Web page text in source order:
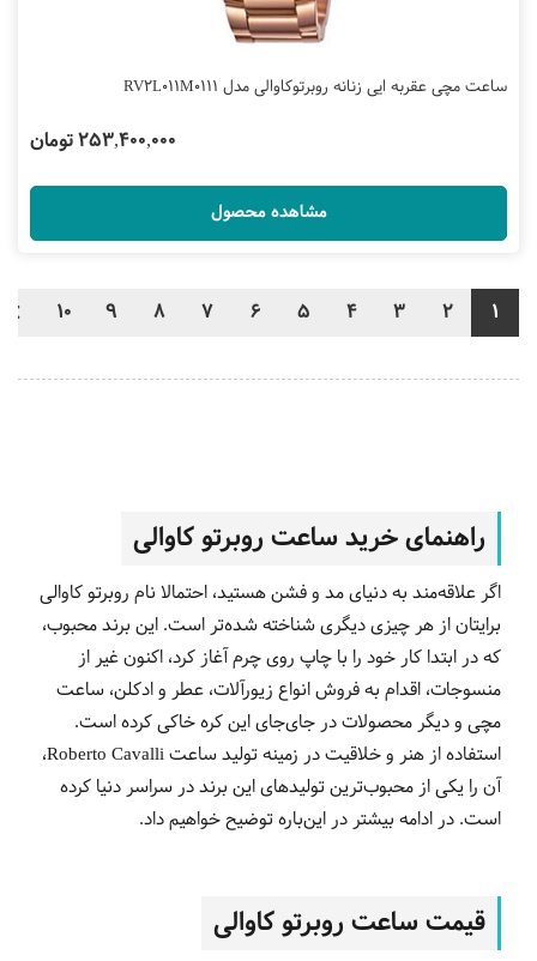
ساعت مچی عقربه ایی زنانه روبرتوکاوالی مدل RV2L011M0111
253,400,000 تومان
مشاهده محصول
1
2
3
4
5
6
7
8
9
10
راهنمای خرید ساعت روبرتو کاوالی
اگر علاقه‌مند به دنیای مد و فشن هستید، احتمالا نام روبرتو کاوالی
برایتان از هر چیزی دیگری شناخته شده‌تر است. این برند محبوب،
که در ابتدا کار خود را با چاپ روی چرم آغاز کرد، اکنون غیر از
منسوجات، اقدام به فروش انواع زیورآلات، عطر و ادکلن، ساعت
مچی و دیگر محصولات در جای‌جای این کره خاکی کرده است.
استفاده از هنر و خلاقیت در زمینه تولید ساعتRoberto Cavalli،
آن را یکی از محبوب‌ترین تولیدهای این برند در سراسر دنیا کرده
است. در ادامه بیشتر در این‌باره توضیح خواهیم داد.
قیمت ساعت‌ روبرتو کاوالی